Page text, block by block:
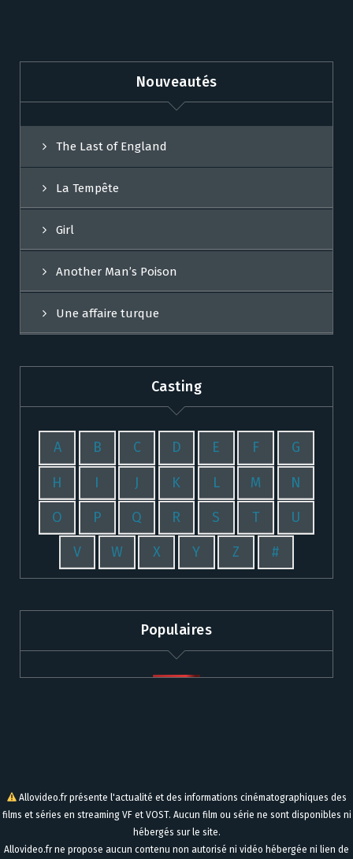
Nouveautés
The Last of England
La Tempête
Girl
Another Man’s Poison
Une affaire turque
Casting
A B C D E F G
H I J K L M N
O P Q R S T U
V W X Y Z #
Populaires
Allovideo.fr présente l'actualité et des informations cinématographiques des
films et séries en streaming VF et VOST. Aucun film ou série ne sont disponibles ni
hébergés sur le site.
Allovideo.fr ne propose aucun contenu non autorisé ni vidéo hébergée ni lien de